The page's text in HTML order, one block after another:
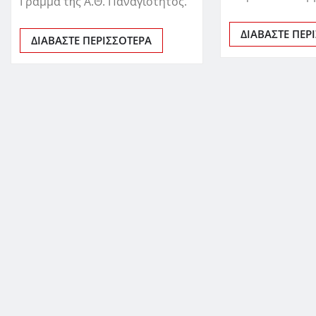
ΔΙΑΒΆΣΤΕ ΠΕΡΙΣΣΌΤΕΡΑ ΔΙΑΒΆΣΤΕ